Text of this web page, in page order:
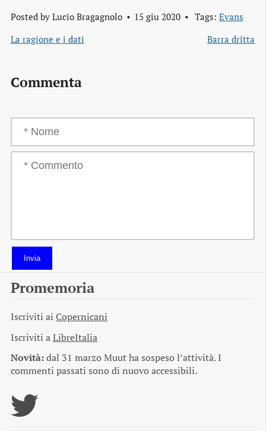
Posted by Lucio Bragagnolo 15 giu 2020 Tags: Evans
La ragione e i dati
Barra dritta
Commenta
Invia
Promemoria
Iscriviti ai Copernicani
Iscriviti aLibreItalia
Novità:dal 31 marzo Muut ha sospeso l’attività. I
commenti passati sono di nuovo accessibili.